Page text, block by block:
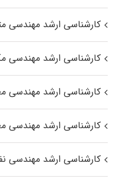
کارشناسی ارشد مهندسی
کارشناسی ارشد مهندسی
کارشناسی ارشد مهندسی
کارشناسی ارشد مهندسی
کارشناسی ارشد مهندسی